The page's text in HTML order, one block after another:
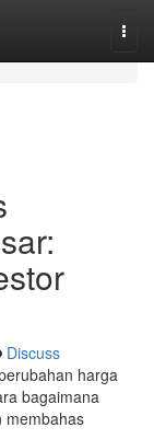
Discuss
harga
bagaimana
membahas